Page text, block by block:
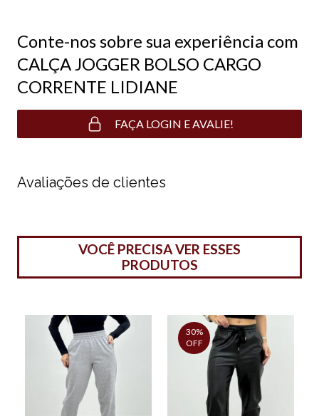
Conte-nos sobre sua experiência com
CALÇA JOGGER BOLSO CARGO
CORRENTE LIDIANE
FAÇA LOGIN E AVALIE!
Avaliações de clientes
VOCÊ PRECISA VER ESSES
PRODUTOS
30%
OFF